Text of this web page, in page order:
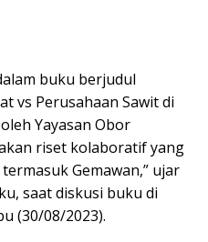
buku berjudul
vs Perusahaan Sawit di
Yayasan Obor
riset kolaboratif yang
Gemawan,” ujar
saat diskusi buku di
(30/08/2023).